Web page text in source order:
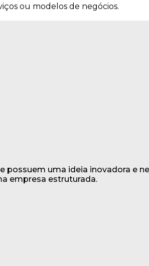
ou modelos de negócios.
uma ideia inovadora e
empresa estruturada.